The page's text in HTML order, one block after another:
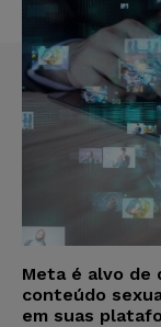
Meta é alvo de
conteúdo
em suas